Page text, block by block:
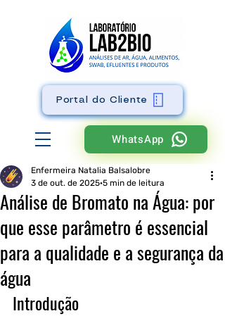
WhatsApp
Portal do Cliente
Análise de Bromato na Água: por
que esse parâmetro é essencial
para a qualidade e a segurança da
água
Enfermeira Natalia Balsalobre
3 de out. de 2025 5 min de leitura
Introdução